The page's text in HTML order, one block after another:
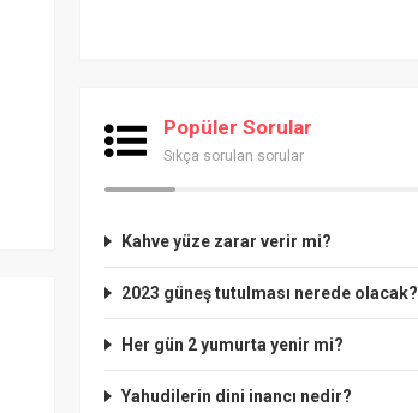
Popüler Sorular
Sıkça sorulan sorular
Kahve yüze zarar verir mi?
2023 güneş tutulması nerede olacak?
Her gün 2 yumurta yenir mi?
Yahudilerin dini inancı nedir?